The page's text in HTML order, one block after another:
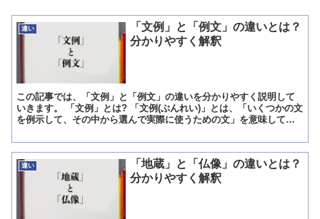
違い
「文例」と「例文」の違いとは？
分かりやすく解釈
この記事では、「文例」と「例文」の違いを分かりやすく説明して
いきます。 「文例」とは? 「文例(ぶんれい)」とは、「いくつかの文
を例示して、その中から選んで実際に使うための文」を意味してい
違い
「地蔵」と「仏像」の違いとは？
分かりやすく解釈